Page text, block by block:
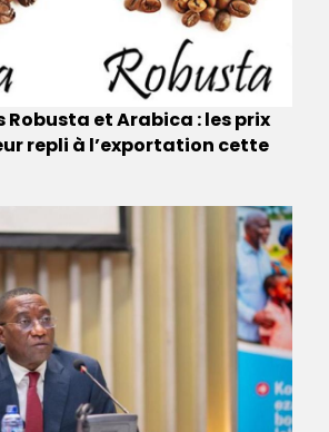
Robusta et Arabica : les prix
repli à l’exportation cette